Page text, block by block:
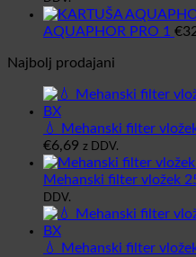
AQUAPHOR PRO 1 €
Najbolj prodajani
💧 Mehanski filter
€6,69 z DDV.
Mehanski filter vložek
DDV.
💧 Mehanski filter